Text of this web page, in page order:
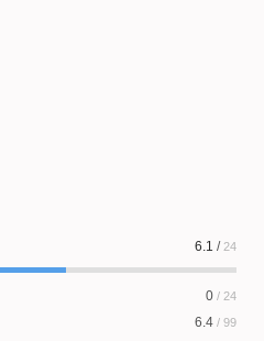
6.1 / 24
0 / 24
6.4 / 99